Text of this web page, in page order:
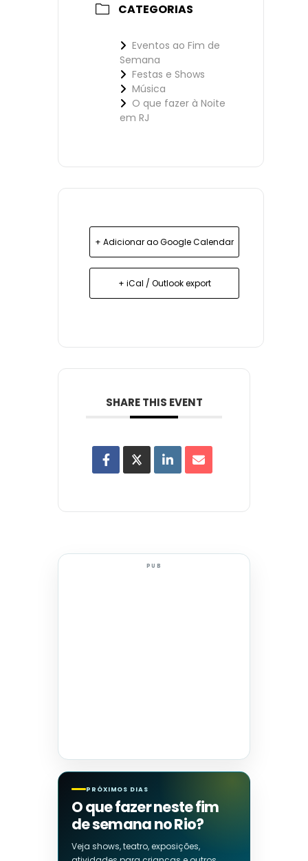
CATEGORIAS
Eventos ao Fim de
Semana
Festas e Shows
Música
O que fazer à Noite
em RJ
+ Adicionar ao Google Calendar
+ iCal / Outlook export
SHARE THIS EVENT
PUB
PRÓXIMOS DIAS
O que fazer neste fim
de semana no Rio?
Veja shows, teatro, exposições,